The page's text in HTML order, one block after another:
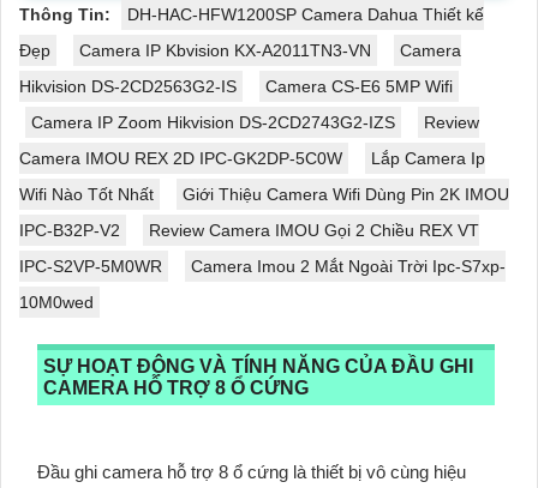
Thông Tin:
DH-HAC-HFW1200SP Camera Dahua Thiết kế
Đẹp
Camera IP Kbvision KX-A2011TN3-VN
Camera
Hikvision DS-2CD2563G2-IS
Camera CS-E6 5MP Wifi
Camera IP Zoom Hikvision DS-2CD2743G2-IZS
Review
Camera IMOU REX 2D IPC-GK2DP-5C0W
Lắp Camera Ip
Wifi Nào Tốt Nhất
Giới Thiệu Camera Wifi Dùng Pin 2K IMOU
IPC-B32P-V2
Review Camera IMOU Gọi 2 Chiều REX VT
IPC-S2VP-5M0WR
Camera Imou 2 Mắt Ngoài Trời Ipc-S7xp-
10M0wed
SỰ HOẠT ĐỘNG VÀ TÍNH NĂNG CỦA ĐẦU GHI
CAMERA HỖ TRỢ 8 Ổ CỨNG
Đầu ghi camera hỗ trợ 8 ổ cứng là thiết bị vô cùng hiệu